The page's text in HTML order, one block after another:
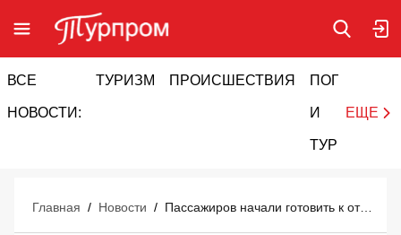
ВСЕ
НОВОСТИ:
ТУРИЗМ ПРОИСШЕСТВИЯ ПОГОДА
И
ТУРИЗМ
ЕЩЕ
Главная / Новости / Пассажиров начали готовить к отмене в самолётах ручной клади